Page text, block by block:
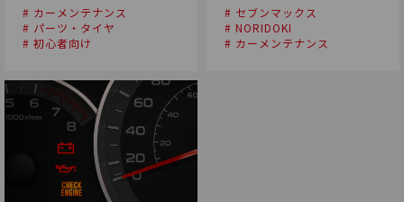
# カーメンテナンス
# パーツ・タイヤ
# 初心者向け
# セブンマックス
# NORIDOKI
# カーメンテナンス